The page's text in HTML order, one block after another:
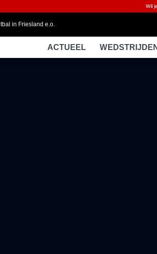
Wil
in Friesland e.o.
ACTUEEL WEDSTRIJDEN